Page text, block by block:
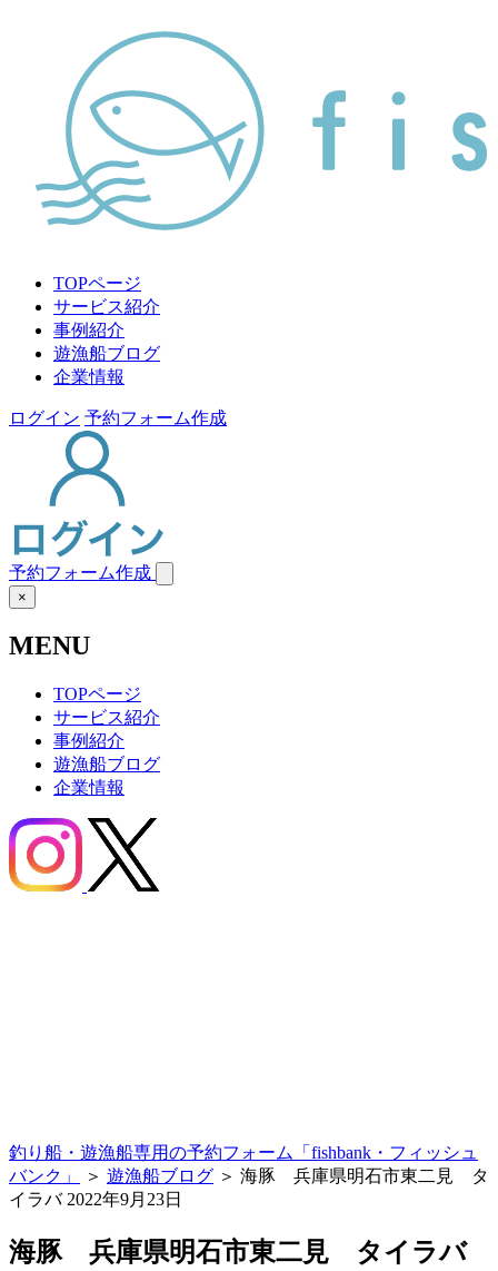
TOPページ
サービス紹介
事例紹介
遊漁船ブログ
企業情報
ログイン 予約フォーム作成
予約フォーム作成
×
MENU
TOPページ
サービス紹介
事例紹介
遊漁船ブログ
企業情報
釣り船・遊漁船専用の予約フォーム「fishbank・フィッシュ
バンク」
＞ 遊漁船ブログ ＞ 海豚 兵庫県明石市東二見 タ
イラバ 2022年9月23日
海豚 兵庫県明石市東二見 タイラバ